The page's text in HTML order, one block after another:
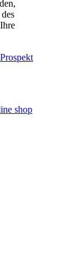
Prospekt
shop